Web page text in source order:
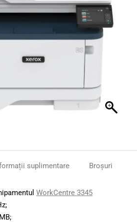
suplimentare Broșuri
WorkCentre 3345